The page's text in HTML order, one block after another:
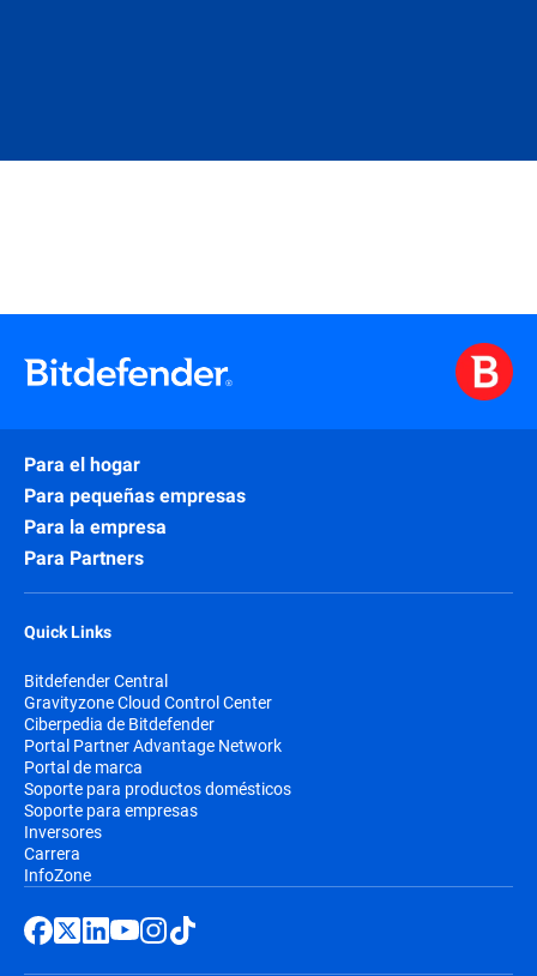
Para el hogar
Para pequeñas empresas
Para la empresa
Para Partners
Quick Links
Bitdefender Central
Gravityzone Cloud Control Center
Ciberpedia de Bitdefender
Portal Partner Advantage Network
Portal de marca
Soporte para productos domésticos
Soporte para empresas
Inversores
Carrera
InfoZone